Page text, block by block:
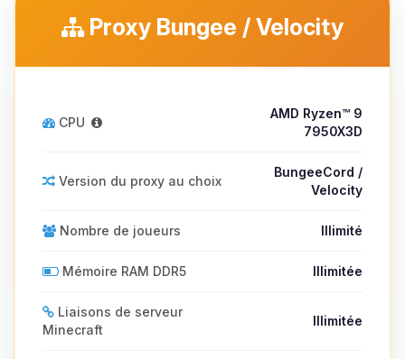
Proxy Bungee / Velocity
CPU
AMD Ryzen™ 9
7950X3D
Version du proxy au choix
BungeeCord /
Velocity
Nombre de joueurs Illimité
Mémoire RAM DDR5 Illimitée
Liaisons de serveur
Minecraft
Illimitée